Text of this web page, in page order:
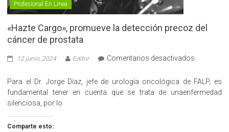
Profesional En Línea
«Hazte Cargo», promueve la detección precoz del
cáncer de prostata
12 junio, 2024 Editor Comentarios desactivados
Cargo»,
promueve
Para el Dr. Jorge Díaz, jefe de urología oncológica de FALP, es
fundamental tener en cuenta que se trata de unaenfermedad
silenciosa, por lo
Comparte esto: